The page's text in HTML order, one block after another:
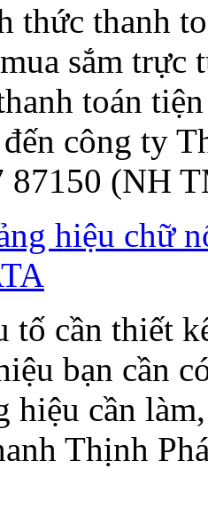
thức thanh
sắm trực
toán
công ty
87150 (NH
hiệu chữ
tố cần thiết
bạn cần
hiệu cần
Thịnh